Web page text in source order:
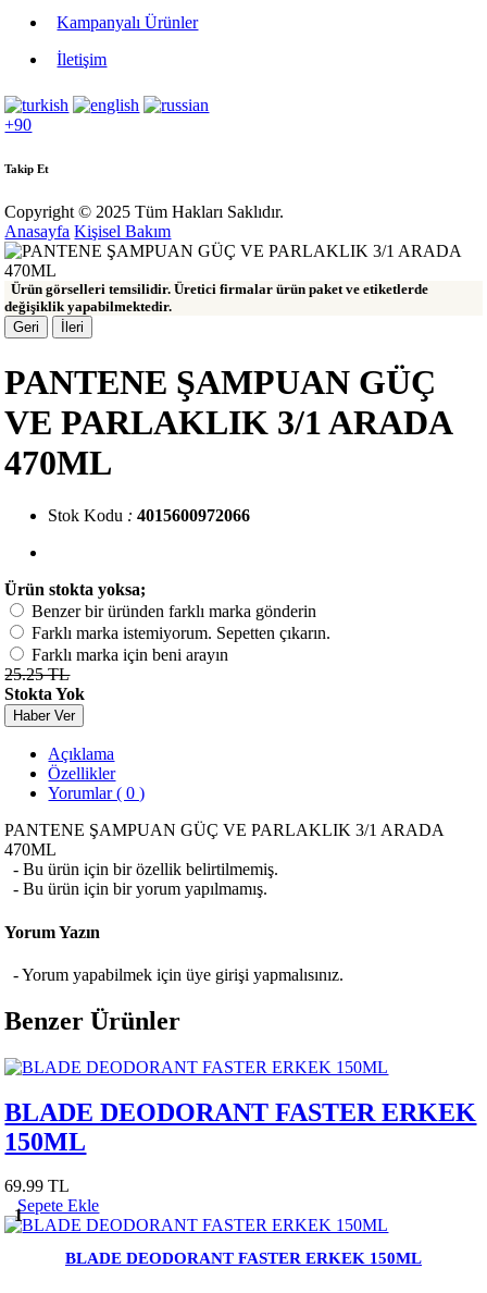
Kampanyalı Ürünler
İletişim
+90
Takip Et
Copyright © 2025 Tüm Hakları Saklıdır.
Anasayfa Kişisel Bakım
Ürün görselleri temsilidir. Üretici firmalar ürün paket ve etiketlerde
değişiklik yapabilmektedir.
Geri
İleri
PANTENE ŞAMPUAN GÜÇ
VE PARLAKLIK 3/1 ARADA
470ML
Stok Kodu : 4015600972066
Ürün stokta yoksa;
Benzer bir üründen farklı marka gönderin
Farklı marka istemiyorum. Sepetten çıkarın.
Farklı marka için beni arayın
25.25 TL
Stokta Yok
Haber Ver
Açıklama
Özellikler
Yorumlar ( 0 )
PANTENE ŞAMPUAN GÜÇ VE PARLAKLIK 3/1 ARADA
470ML
- Bu ürün için bir özellik belirtilmemiş.
- Bu ürün için bir yorum yapılmamış.
Yorum Yazın
- Yorum yapabilmek için üye girişi yapmalısınız.
Benzer Ürünler
BLADE DEODORANT FASTER ERKEK
150ML
69.99 TL
1
Sepete Ekle
BLADE DEODORANT FASTER ERKEK 150ML